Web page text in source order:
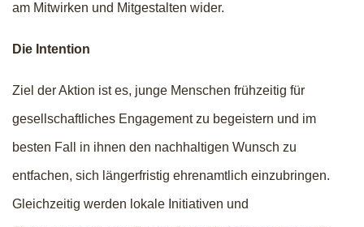
am Mitwirken und Mitgestalten wider.
Die Intention
Ziel der Aktion ist es, junge Menschen frühzeitig für
gesellschaftliches Engagement zu begeistern und im
besten Fall in ihnen den nachhaltigen Wunsch zu
entfachen, sich längerfristig ehrenamtlich einzubringen.
Gleichzeitig werden lokale Initiativen und